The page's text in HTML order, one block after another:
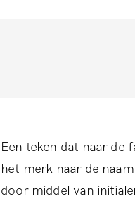
Een teken dat naar de
het merk naar de
door middel van